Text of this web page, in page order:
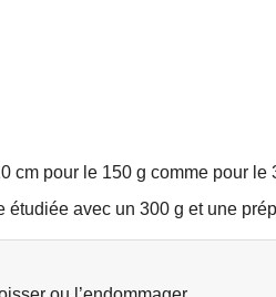
cm pour le 150 g comme pour le
avec un 300 g et une